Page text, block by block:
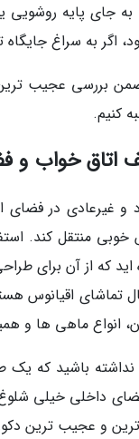
به جای پایه
اگر به سراغ جایگاه
ضمن بررسی عجیب
کنیم.
اتاق خواب و
غیرعادی در فضای
منتقل کند.
که از آن برای
تماشای اقیانوس
انواع ماهی ها و
نداشته باشید که
داخلی خیلی
و عجیب ترین